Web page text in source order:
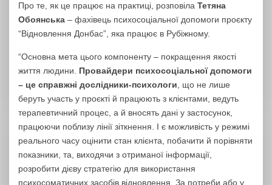
Про те, як це працює на практиці, розповіла Тетяна
Обоянська – фахівець психосоціальної допомоги проєкту
“Відновлення Донбас”, яка працює в Рубіжному.
“Основна мета цього компоненту – покращення якості
життя людини. Провайдери психосоціальної допомоги
– це справжні дослідники-психологи , що не лише
беруть участь у проєкті й працюють з клієнтами, ведуть
терапевтичний процес, а й вносять дані у застосунок,
працюючи поблизу лінії зіткнення. І є можливість у режимі
реального часу оцінити стан клієнта, побачити й порівняти
показники, та, виходячи з отриманої інформації,
розробити дієву стратегію для використання
психосоматичних засобів відновлення. За потреби або у